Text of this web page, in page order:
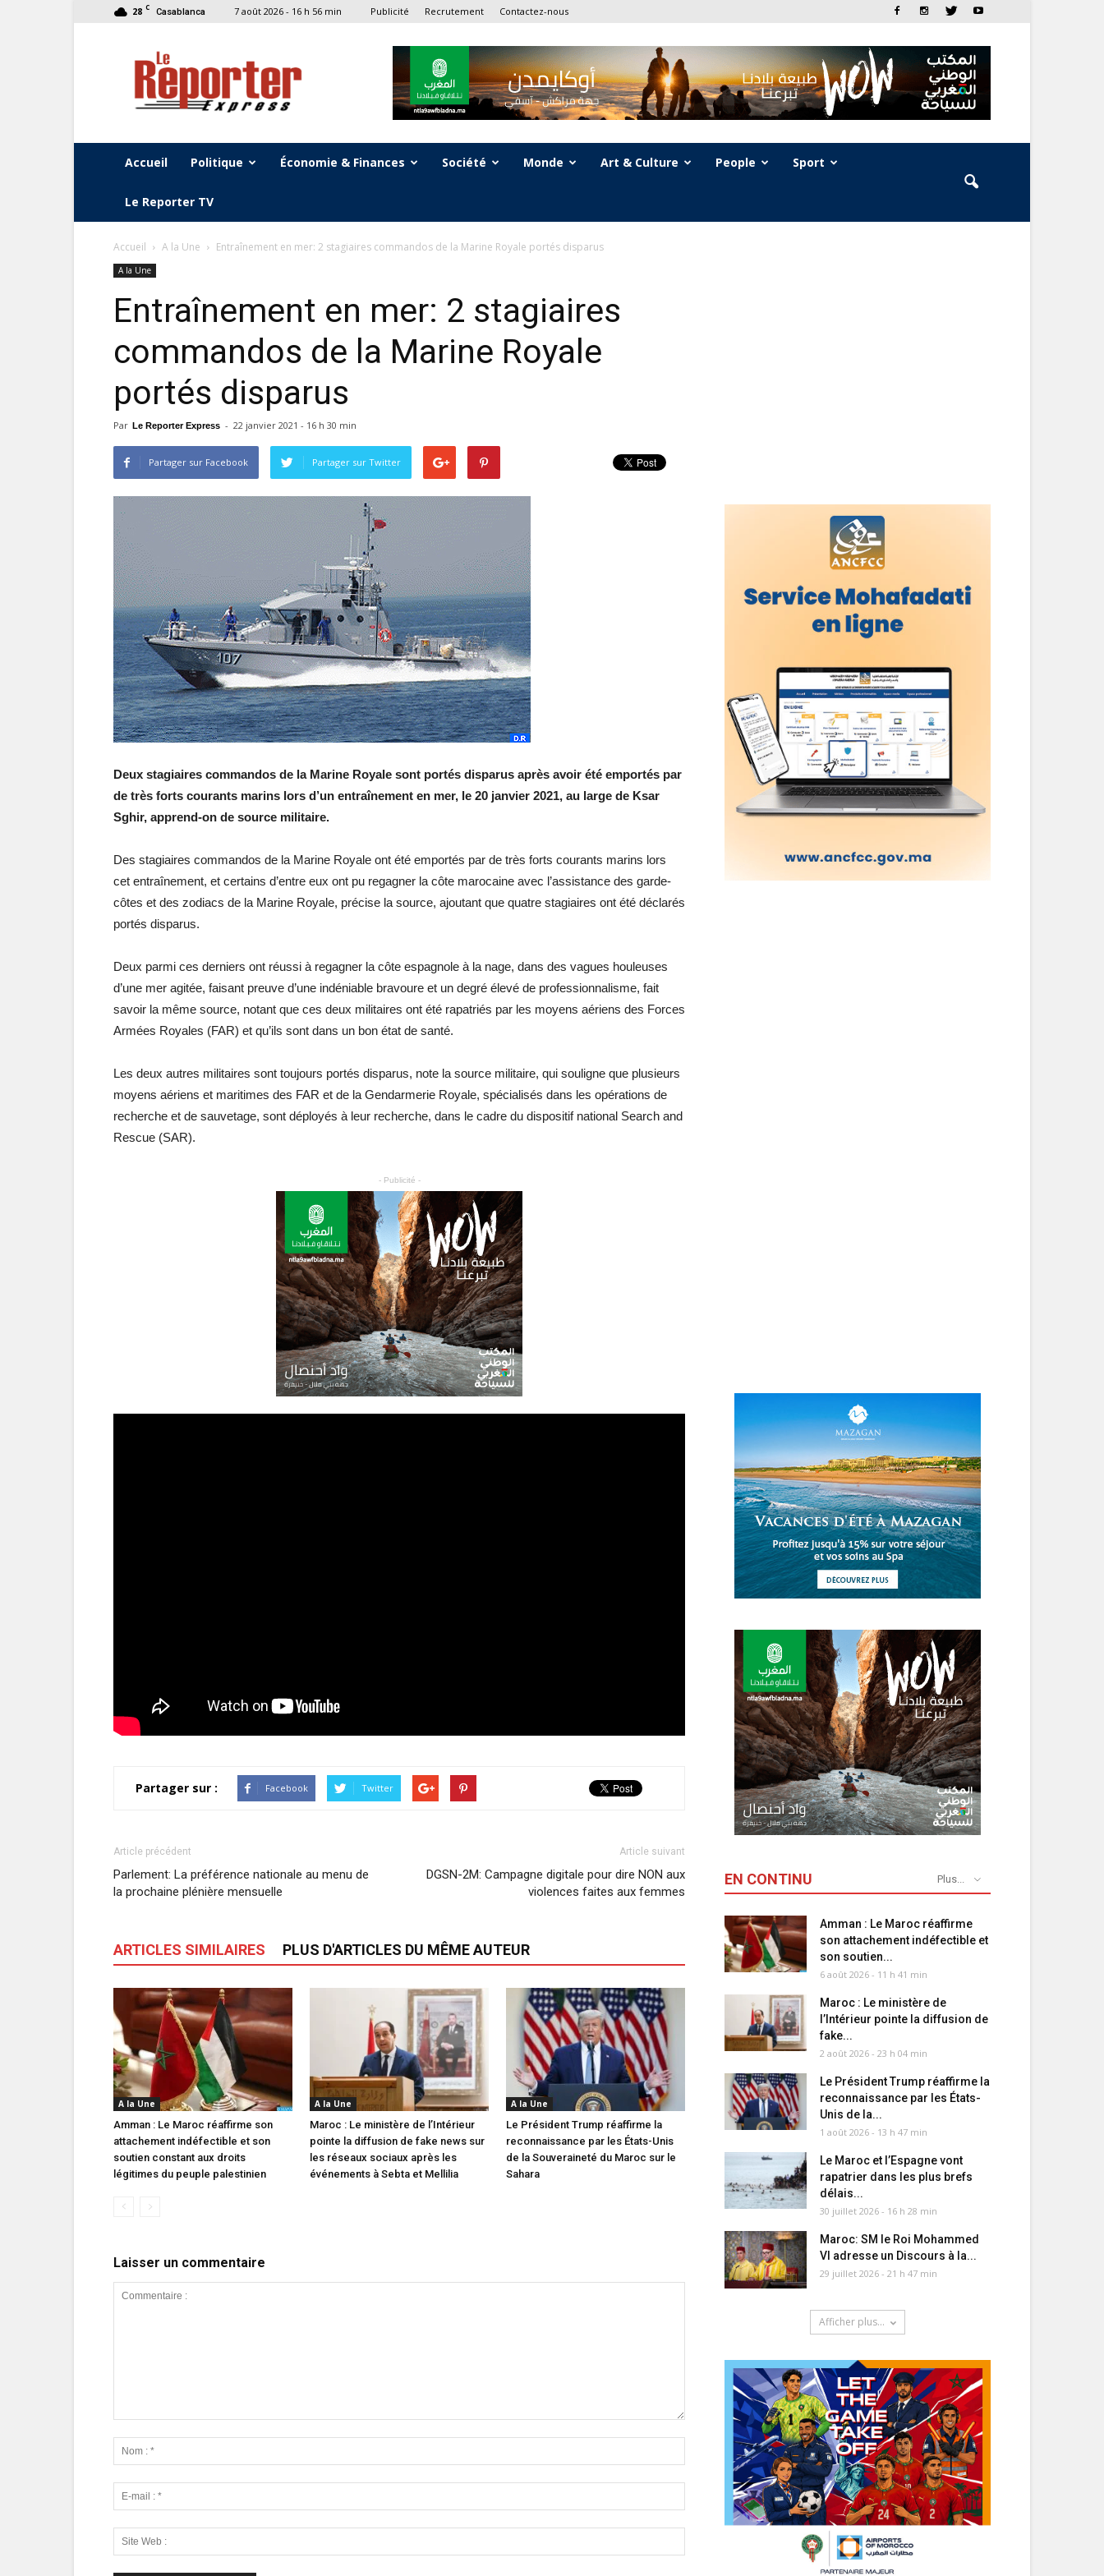
28 C Casablanca 7 août 2026 - 16 h 56 min Publicité Recrutement Contactez-nous
Le
Reporter
Express
Accueil Politique Économie & Finances Société Monde Art & Culture People Sport
Le Reporter TV
Accueil A la Une Entraînement en mer: 2 stagiaires commandos de la Marine Royale portés disparus
A la Une
Entraînement en mer: 2 stagiaires
commandos de la Marine Royale
portés disparus
Par Le Reporter Express - 22 janvier 2021 - 16 h 30 min
Partager sur Facebook Partager sur Twitter
Deux stagiaires commandos de la Marine Royale sont portés disparus après avoir été emportés par
de très forts courants marins lors d’un entraînement en mer, le 20 janvier 2021, au large de Ksar
Sghir, apprend-on de source militaire.
Des stagiaires commandos de la Marine Royale ont été emportés par de très forts courants marins lors
cet entraînement, et certains d’entre eux ont pu regagner la côte marocaine avec l’assistance des garde-
côtes et des zodiacs de la Marine Royale, précise la source, ajoutant que quatre stagiaires ont été déclarés
portés disparus.
Deux parmi ces derniers ont réussi à regagner la côte espagnole à la nage, dans des vagues houleuses
d’une mer agitée, faisant preuve d’une indéniable bravoure et un degré élevé de professionnalisme, fait
savoir la même source, notant que ces deux militaires ont été rapatriés par les moyens aériens des Forces
Armées Royales (FAR) et qu’ils sont dans un bon état de santé.
Les deux autres militaires sont toujours portés disparus, note la source militaire, qui souligne que plusieurs
moyens aériens et maritimes des FAR et de la Gendarmerie Royale, spécialisés dans les opérations de
recherche et de sauvetage, sont déployés à leur recherche, dans le cadre du dispositif national Search and
Rescue (SAR).
- Publicité -
Partager sur : Facebook Twitter
Article précédent
Parlement: La préférence nationale au menu de
la prochaine plénière mensuelle
Article suivant
DGSN-2M: Campagne digitale pour dire NON aux
violences faites aux femmes
ARTICLES SIMILAIRES PLUS D'ARTICLES DU MÊME AUTEUR
A la Une
Amman : Le Maroc réaffirme son
attachement indéfectible et son
soutien constant aux droits
légitimes du peuple palestinien
A la Une
Maroc : Le ministère de l’Intérieur
pointe la diffusion de fake news sur
les réseaux sociaux après les
événements à Sebta et Mellilia
A la Une
Le Président Trump réaffirme la
reconnaissance par les États-Unis
de la Souveraineté du Maroc sur le
Sahara
Laisser un commentaire
EN CONTINU Plus...
Amman : Le Maroc réaffirme
son attachement indéfectible et
son soutien...
6 août 2026 - 11 h 41 min
Maroc : Le ministère de
l’Intérieur pointe la diffusion de
fake...
2 août 2026 - 23 h 04 min
Le Président Trump réaffirme la
reconnaissance par les États-
Unis de la...
1 août 2026 - 13 h 47 min
Le Maroc et l’Espagne vont
rapatrier dans les plus brefs
délais...
30 juillet 2026 - 16 h 28 min
Maroc: SM le Roi Mohammed
VI adresse un Discours à la...
29 juillet 2026 - 21 h 47 min
Afficher plus...